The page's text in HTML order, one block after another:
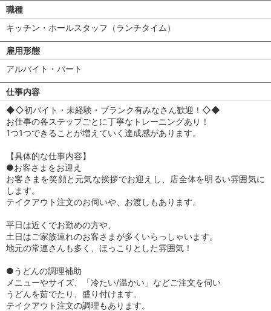
職種
キッチン・ホールスタッフ（ランチタイム）
雇用形態
アルバイト・パート
仕事内容
◆◇初バイト・未経験・ブランク有みなさん歓迎！◇◆
お仕事の各ステップごとに丁寧なトレーニングあり！
1つ1つできることが増えていく達成感があります。
【具体的な仕事内容】
●お客さまをお迎え
お客さまを笑顔と元気な挨拶でお迎えし、店全体を明るい雰囲気に
します。
テイクアウト注文のお伺いや、お渡しもあります。
平日は近くでお勤めの方や、
土日はご家族連れのお客さまが多くいらっしゃいます。
地元の常連さんも多く、ほっこりとした雰囲気！
●うどんの調理補助
メニューやサイズ、「冷たい/温かい」などご注文を伺い
うどんを茹でたり、盛り付けます。
テイクアウト注文の調理もあります。